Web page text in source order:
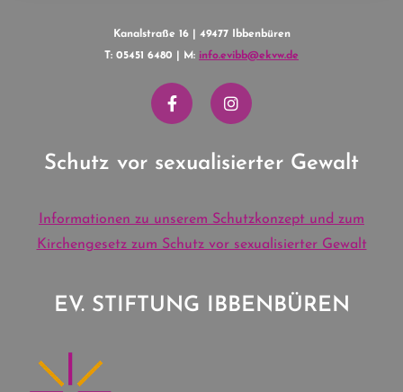
Kanalstraße 16 | 49477 Ibbenbüren
T: 05451 6480 | M: info.evibb@ekvw.de
Schutz vor sexualisierter Gewalt
Informationen zu unserem Schutzkonzept und zum
Kirchengesetz zum Schutz vor sexualisierter Gewalt
EV. STIFTUNG IBBENBÜREN